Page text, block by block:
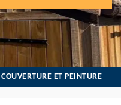
ET PEINTURE